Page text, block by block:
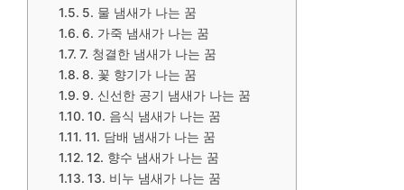
5. 물 냄새가 나는 꿈
6. 가죽 냄새가 나는 꿈
7. 청결한 냄새가 나는 꿈
8. 꽃 향기가 나는 꿈
9. 신선한 공기 냄새가 나는 꿈
10. 음식 냄새가 나는 꿈
11. 담배 냄새가 나는 꿈
12. 향수 냄새가 나는 꿈
13. 비누 냄새가 나는 꿈